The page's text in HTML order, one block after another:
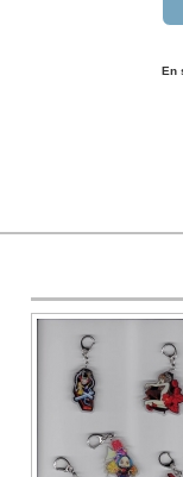
En